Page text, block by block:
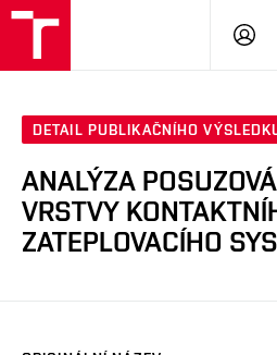
DETAIL PUBLIKAČNÍHO
ANALÝZA
VRSTVY
ZATEPLOVACÍHO